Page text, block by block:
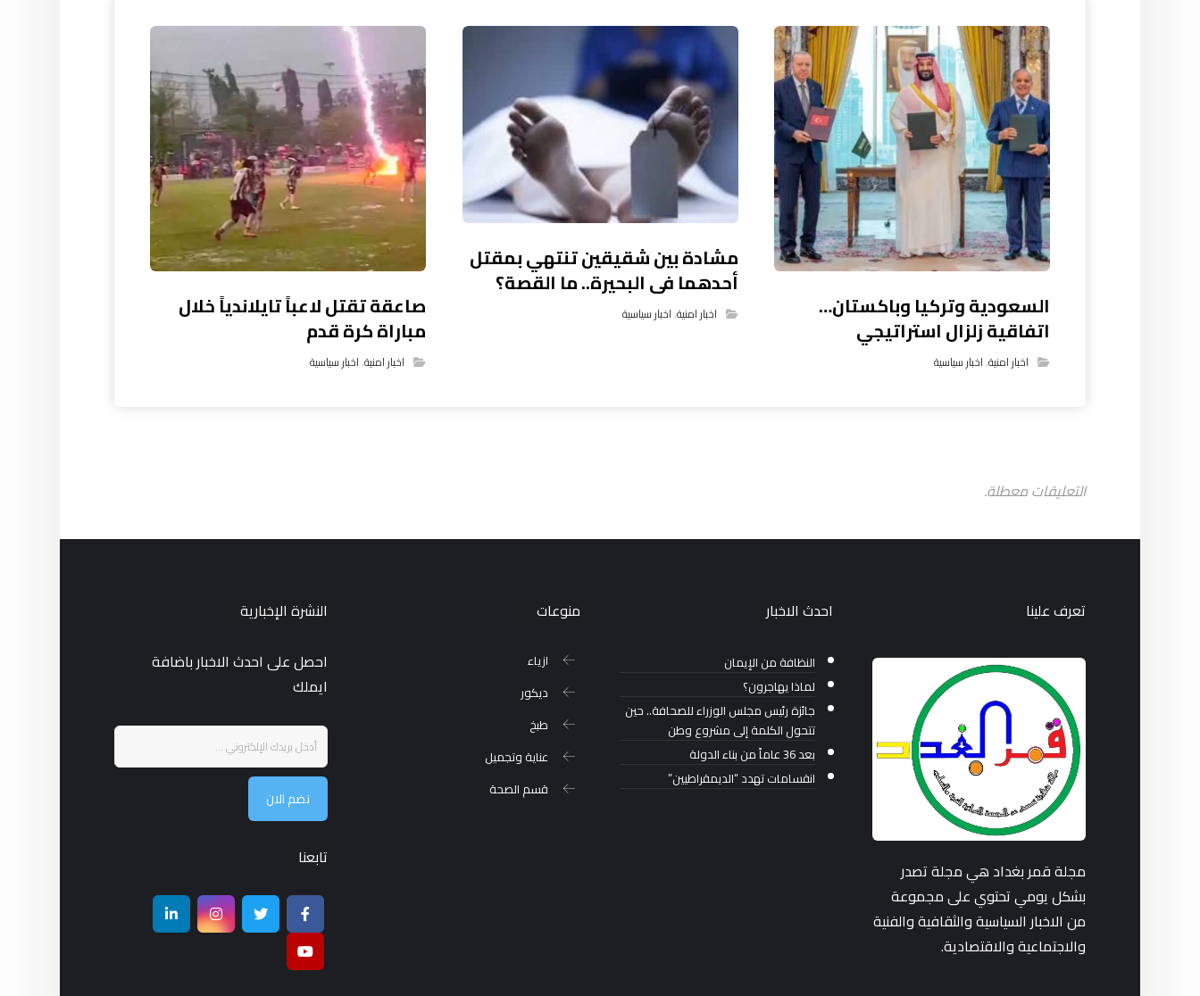
السعودية وتركيا وباكستان…
اتفاقية زلزال استراتيجي
اخبار امنية,اخبار سياسية
مشادة بين شقيقين تنتهي بمقتل
أحدهما فى البحيرة.. ما القصة؟
اخبار امنية,اخبار سياسية صاعقة تقتل لاعباً تايلاندياً خلال
مباراة كرة قدم
اخبار امنية,اخبار سياسية
التعليقات معطلة.
تعرف علينا
مجلة قمر بغداد هي مجلة تصدر
بشكل يومي تحتوي على مجموعة
من الاخبار السياسية والثقافية والفنية
والاجتماعية والاقتصادية.
احدث الاخبار
النظافة من الإيمان
لماذا يهاجرون؟
جائزة رئيس مجلس الوزراء للصحافة.. حين
تتحول الكلمة إلى مشروع وطن
بعد 36 عاماً من بناء الدولة
انقسامات تهدد “الديمقراطيين”
منوعات
ازياء
ديكور
طبخ
عناية وتجميل
قسم الصحة
النشرة الإخبارية
احصل على احدث الاخبار باضافة
ايملك
نضم الان
تابعنا